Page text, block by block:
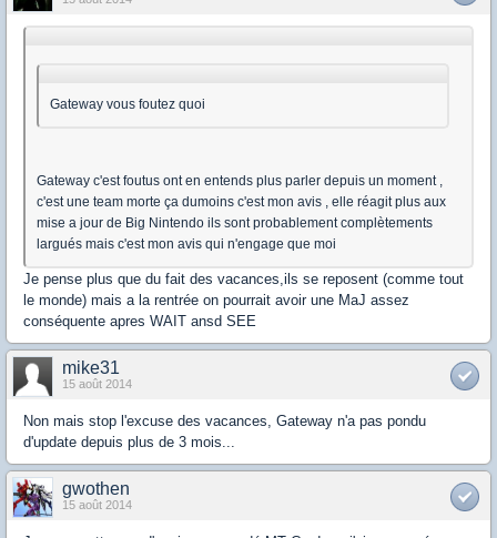
Gateway vous foutez quoi
Gateway c'est foutus ont en entends plus parler depuis un moment ,
c'est une team morte ça dumoins c'est mon avis , elle réagit plus aux
mise a jour de Big Nintendo ils sont probablement complètements
largués mais c'est mon avis qui n'engage que moi
Je pense plus que du fait des vacances,ils se reposent (comme tout
le monde) mais a la rentrée on pourrait avoir une MaJ assez
conséquente apres WAIT ansd SEE
mike31
15 août 2014
Non mais stop l'excuse des vacances, Gateway n'a pas pondu
d'update depuis plus de 3 mois...
gwothen
15 août 2014